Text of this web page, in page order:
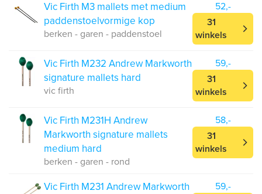
Vic Firth M3 mallets met medium
paddenstoelvormige kop
berken - garen - paddenstoel
52,-
31
winkels
Vic Firth M232 Andrew Markworth
signature mallets hard
vic firth
59,-
31
winkels
Vic Firth M231H Andrew
Markworth signature mallets
medium hard
berken - garen - rond
58,-
31
winkels
Vic Firth M231 Andrew Markworth
59,-